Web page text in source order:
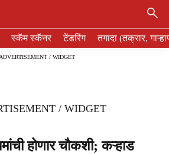
स्कॅम स्कॅनर टेंडरिंग तगादा (तक्रार,
ADVERTISEMENT / WIDGET
/ WIDGET
होणार चौकशी; कऱ्हाड